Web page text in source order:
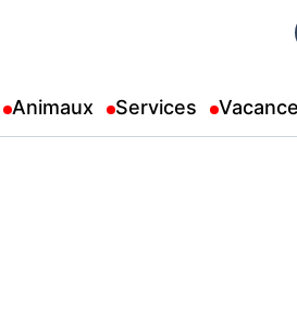
Animaux Services